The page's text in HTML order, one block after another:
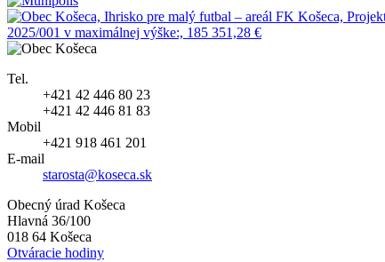
Tel.
+421 42 446 80 23
+421 42 446 81 83
Mobil
+421 918 461 201
E-mail
starosta@koseca.sk
Obecný úrad Košeca
Hlavná 36/100
018 64 Košeca
Otváracie hodiny